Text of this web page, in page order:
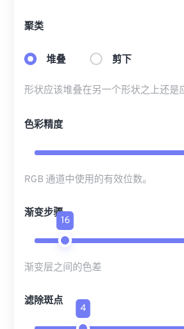
聚类
堆叠 剪下
形状应该堆叠在另一个形状之上还是
色彩精度
RGB 通道中使用的有效位数。
渐变步骤
16
渐变层之间的色差
滤除斑点
4